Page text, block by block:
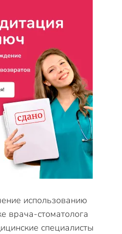
использованию
врача-стоматолога
специалисты